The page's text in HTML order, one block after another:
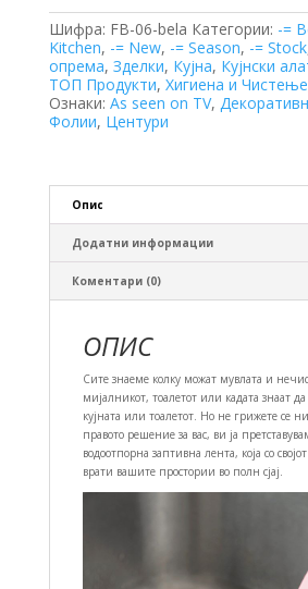
Шифра: FB-06-bela Категории: -=
Kitchen, -= New, -= Season, -= Stock
опрема, Зделки, Кујна, Кујнски
ТОП Продукти, Хигиена и Чистење
Ознаки: As seen on TV,
Фолии, Центури
Опис
Додатни информации
Коментари (0)
ОПИС
Сите знаеме колку можат мувлата и
мијалникот, тоалетот или кадата знаат
кујната или тоалетот. Но не грижете се
правото решение за вас, ви ја
водоотпорна заптивна лента, која со
врати вашите простории во полн сјај.